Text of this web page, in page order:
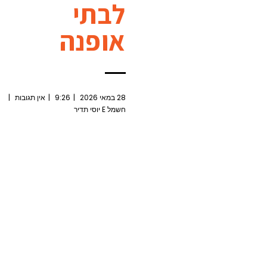
לבתי
אופנה
28 במאי 2026 9:26
אין תגובות
חשמל E יוסי תדיר